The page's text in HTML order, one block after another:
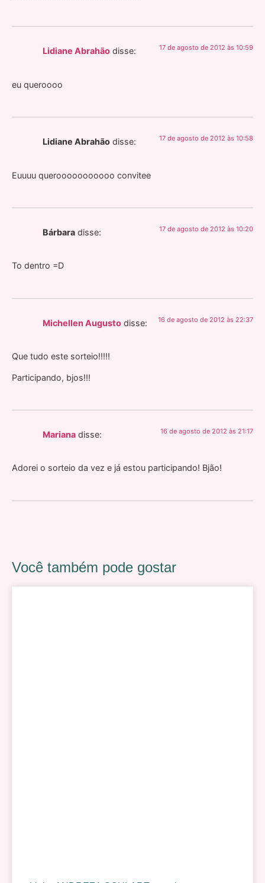
Lidiane Abrahão disse: 17 de agosto de 2012 às 10:59
eu queroooo
Lidiane Abrahão disse: 17 de agosto de 2012 às 10:58
Euuuu querooooooooooo convitee
Bárbara disse: 17 de agosto de 2012 às 10:20
To dentro =D
Michellen Augusto disse: 16 de agosto de 2012 às 22:37
Que tudo este sorteio!!!!!
Participando, bjos!!!
Mariana disse: 16 de agosto de 2012 às 21:17
Adorei o sorteio da vez e já estou participando! Bjão!
Você também pode gostar